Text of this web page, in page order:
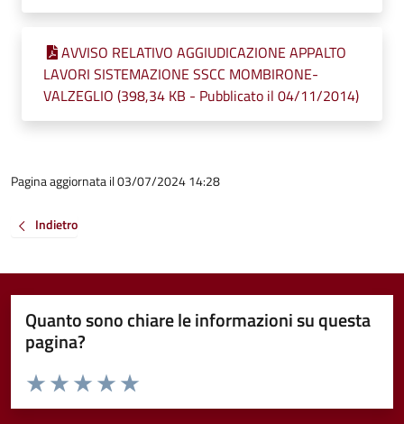
AVVISO RELATIVO AGGIUDICAZIONE APPALTO
LAVORI SISTEMAZIONE SSCC MOMBIRONE-
VALZEGLIO (398,34 KB - Pubblicato il 04/11/2014)
Pagina aggiornata il 03/07/2024 14:28
Indietro
Quanto sono chiare le informazioni su questa
pagina?
Valuta da 1 a 5 stelle la pagina
Valuta 5 stelle su 5
Valuta 4 stelle su 5
Valuta 3 stelle su 5
Valuta 2 stelle su 5
Valuta 1 stelle su 5